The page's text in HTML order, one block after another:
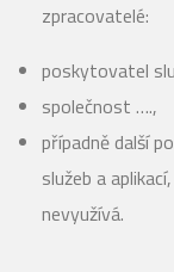
zpracovatelé:
poskytovatel
společnost ….,
případně další
služeb a
nevyužívá.